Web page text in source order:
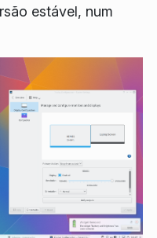
estável, num